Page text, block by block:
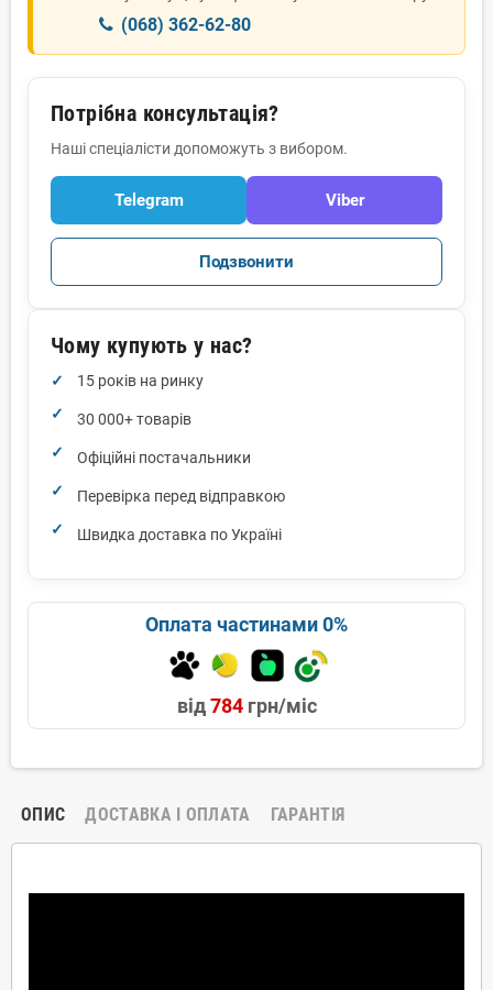
(068) 362-62-80
Потрібна консультація?
Наші спеціалісти допоможуть з вибором.
Telegram Viber
Подзвонити
Чому купують у нас?
15 років на ринку
30 000+ товарів
Офіційні постачальники
Перевірка перед відправкою
Швидка доставка по Україні
Оплата частинами 0%
від784грн/міс
ОПИС ДОСТАВКА І ОПЛАТА ГАРАНТІЯ